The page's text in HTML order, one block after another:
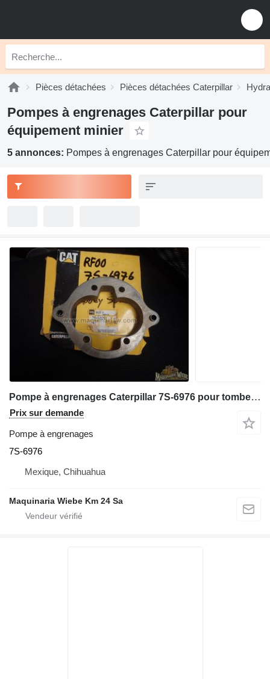
Pièces détachées Pièces détachées Caterpillar
Pompes à engrenages Caterpillar pour
équipement minier
5 annonces: Pompes à engrenages Caterpillar pour
Pompe à engrenages Caterpillar 7S-6976 pour tombereau rigide Caterpillar 785C 785D 789D 651E 789C 657E
Prix sur demande
Pompe à engrenages
7S-6976
Mexique, Chihuahua
Maquinaria Wiebe Km 24 Sa